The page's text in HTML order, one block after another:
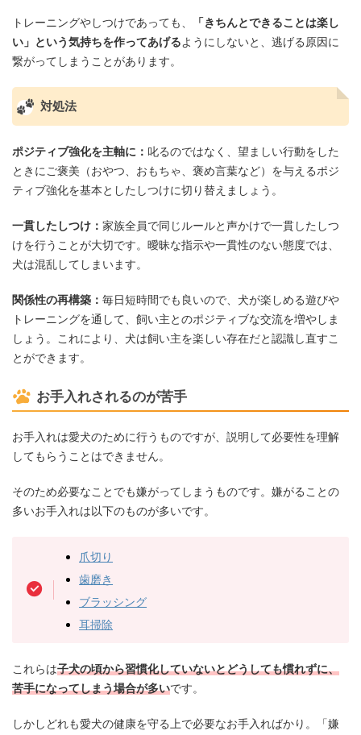
トレーニングやしつけであっても、
「きちんとできることは楽し
い」という気持ちを作ってあげるようにしないと、逃げる原因に
繋がってしまうことがあります。
対処法
ポジティブ強化を主軸に： 叱るのではなく、望ましい行動をした
ときにご褒美（おやつ、おもちゃ、褒め言葉など）を与えるポジ
ティブ強化を基本としたしつけに切り替えましょう。
一貫したしつけ： 家族全員で同じルールと声かけで一貫したしつ
けを行うことが大切です。曖昧な指示や一貫性のない態度では、
犬は混乱してしまいます。
関係性の再構築： 毎日短時間でも良いので、犬が楽しめる遊びや
トレーニングを通して、飼い主とのポジティブな交流を増やしま
しょう。これにより、犬は飼い主を楽しい存在だと認識し直すこ
とができます。
お手入れされるのが苦手
お手入れは愛犬のために行うものですが、説明して必要性を理解
してもらうことはできません。
そのため必要なことでも嫌がってしまうものです。嫌がることの
多いお手入れは以下のものが多いです。
爪切り
歯磨き
ブラッシング
耳掃除
これらは子犬の頃から習慣化していないとどうしても慣れずに、
苦手になってしまう場合が多いです。
しかしどれも愛犬の健康を守る上で必要なお手入ればかり。「嫌